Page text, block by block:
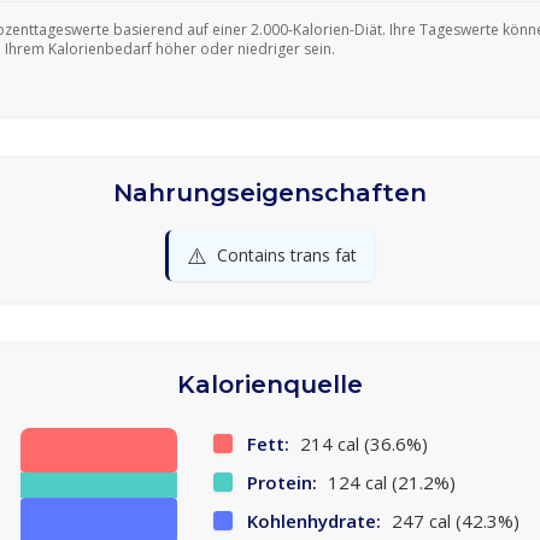
basierend auf einer 2.000-Kalorien-Diät. Ihre Tageswerte
Ihrem Kalorienbedarf höher oder niedriger sein.
Nahrungseigenschaften
⚠️ Contains trans fat
Kalorienquelle
Fett: 214 cal (36.6%)
Protein: 124 cal (21.2%)
Kohlenhydrate: 247 cal (42.3%)